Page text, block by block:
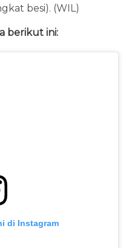
besi). (WIL)
berikut ini:
di Instagram